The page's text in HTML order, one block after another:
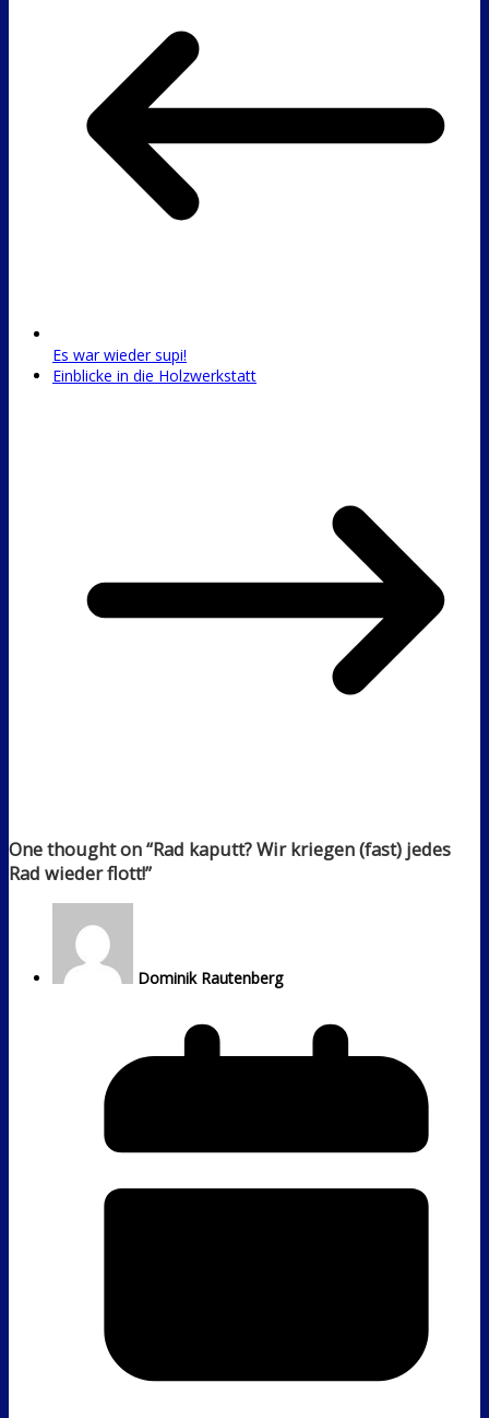
Es war wieder supi!
Einblicke in die Holzwerkstatt
One thought on “Rad kaputt? Wir kriegen (fast) jedes
Rad wieder flott!”
Dominik Rautenberg